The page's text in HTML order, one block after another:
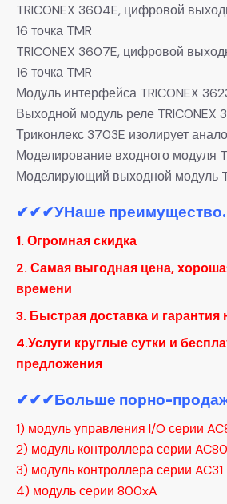
TRICONEX 3604E, цифровой
16 точка TMR
TRICONEX 3607E, цифровой
16 точка TMR
Модуль интерфейса TRICONEX
Выходной модуль реле TRICONEX
Триконлекс 3703E изолирует
Моделирование входного модуля
Моделирующий выходной модуль
✔✔✔УНаше преимущество.
1. Огромная скидка
2. Самая выгодная цена,
времени
3. Быстрая доставка и гарантия
4.Услуги круглые сутки и
предложения
✔✔✔Больше порно-
1) модуль управления I/O серии
2) модуль контроллера серии
3) модуль контроллера серии AC31
4) модуль серии 800xA